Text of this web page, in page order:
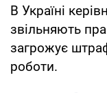
В Україні
звільняють
загрожує
роботи.